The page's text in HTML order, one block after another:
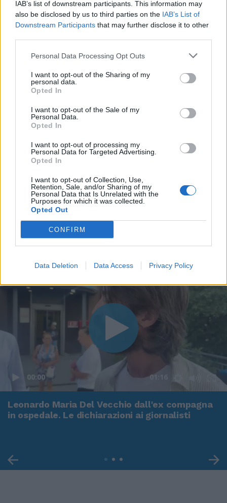
IAB’s list of downstream participants. This information may
also be disclosed by us to third parties on the IAB’s List of
Downstream Participants that may further disclose it to other
Personal Data Processing Opt Outs
I want to opt-out of the Sharing of my
personal data.
Opted In
I want to opt-out of the Sale of my
Personal Data.
Opted In
I want to opt-out of processing my
Personal Data for Targeted Advertising.
Opted In
I want to opt-out of Collection, Use,
Retention, Sale, and/or Sharing of my
Personal Data that Is Unrelated with the
Purposes for which it was collected.
Opted Out
CONFIRM
Data Deletion Data Access Privacy Policy
00:00 01:16
Leonardo Maria Del Vecchio dall'ex compagna
in ospedale. Le dichiarazioni ai giornalisti